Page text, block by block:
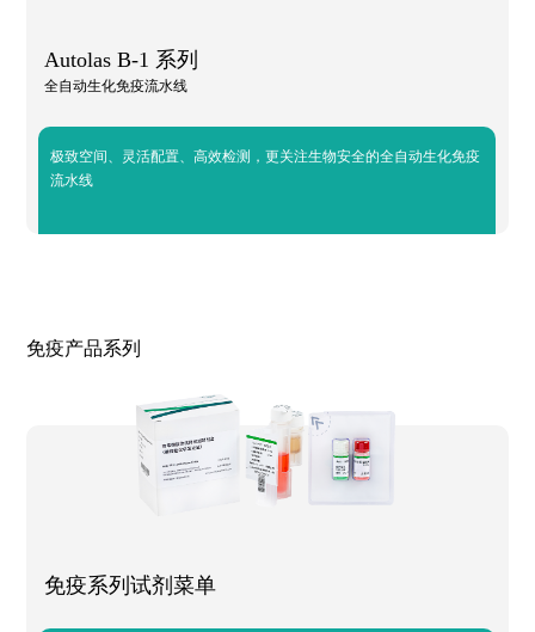
Autolas B-1 系列
全自动生化免疫流水线
极致空间、灵活配置、高效检测，更关注生物安全的全自动生化免疫
流水线
免疫产品系列
免疫系列试剂菜单